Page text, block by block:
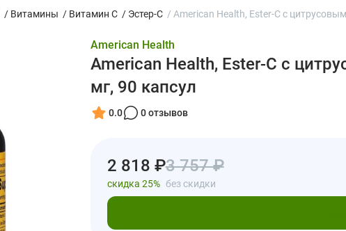
/ Витамины / Витамин С / Эстер-С / American Health, Ester-C с
American Health
American Health, Ester-C с
мг, 90 капсул
0.0 0 отзывов
2 818 ₽
скидка 25%
3 757 ₽
без скидки